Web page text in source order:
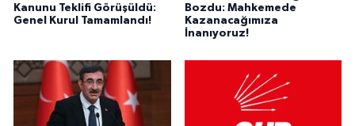
Kanunu Teklifi Görüşüldü:
Genel Kurul Tamamlandı!
Bozdu: Mahkemede
Kazanacağımıza
İnanıyoruz!